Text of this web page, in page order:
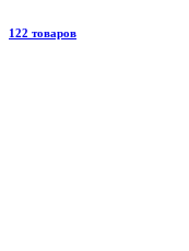
122 товаров